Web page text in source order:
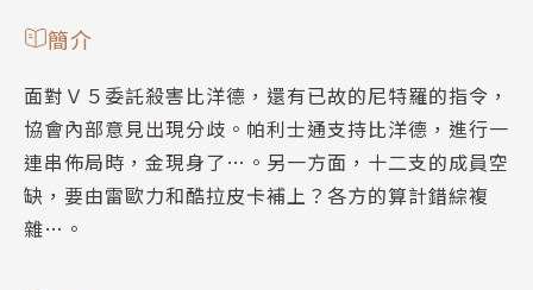
簡介
面對Ｖ５委託殺害比洋德，還有已故的尼特羅的指令，
協會內部意見出現分歧。帕利士通支持比洋德，進行一
連串佈局時，金現身了…。另一方面，十二支的成員空
缺，要由雷歐力和酷拉皮卡補上？各方的算計錯綜複
雜…。